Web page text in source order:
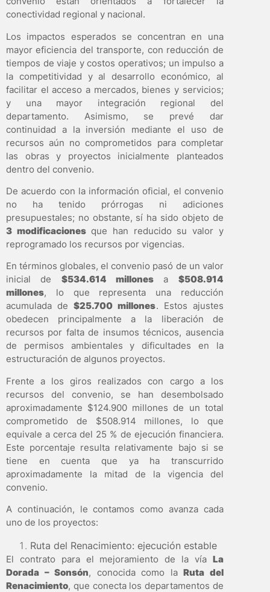
conectividad regional y nacional.
Los impactos esperados se concentran en una
mayor eficiencia del transporte, con reducción de
tiempos de viaje y costos operativos; un impulso a
la competitividad y al desarrollo económico, al
facilitar el acceso a mercados, bienes y servicios;
y una mayor integración regional del
departamento. Asimismo, se prevé dar
continuidad a la inversión mediante el uso de
recursos aún no comprometidos para completar
las obras y proyectos inicialmente planteados
dentro del convenio.
De acuerdo con la información oficial, el convenio
no ha tenido prórrogas ni adiciones
presupuestales; no obstante, sí ha sido objeto de
3 modificacionesque han reducido su valor y
reprogramado los recursos por vigencias.
En términos globales, el convenio pasó de un valor
inicial de $534.614 millones a $508.914
millones, lo que representa una reducción
acumulada de$25.700 millones. Estos ajustes
obedecen principalmente a la liberación de
recursos por falta de insumos técnicos, ausencia
de permisos ambientales y dificultades en la
estructuración de algunos proyectos.
Frente a los giros realizados con cargo a los
recursos del convenio, se han desembolsado
aproximadamente $124.900 millones de un total
comprometido de $508.914 millones, lo que
equivale a cerca del 25 % de ejecución financiera.
Este porcentaje resulta relativamente bajo si se
tiene en cuenta que ya ha transcurrido
aproximadamente la mitad de la vigencia del
convenio.
A continuación, le contamos como avanza cada
uno de los proyectos:
Ruta del Renacimiento: ejecución estable
El contrato para el mejoramiento de la vía La
Dorada – Sonsón, conocida como laRuta del
Renacimiento, que conecta los departamentos de